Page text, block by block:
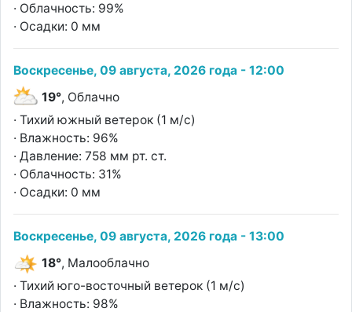
· Облачность: 99%
· Осадки: 0 мм
Воскресенье, 09 августа, 2026 года - 12:00
19°, Облачно
· Тихий южный ветерок (1 м/с)
· Влажность: 96%
· Давление: 758 мм рт. ст.
· Облачность: 31%
· Осадки: 0 мм
Воскресенье, 09 августа, 2026 года - 13:00
18°, Малооблачно
· Тихий юго-восточный ветерок (1 м/с)
· Влажность: 98%